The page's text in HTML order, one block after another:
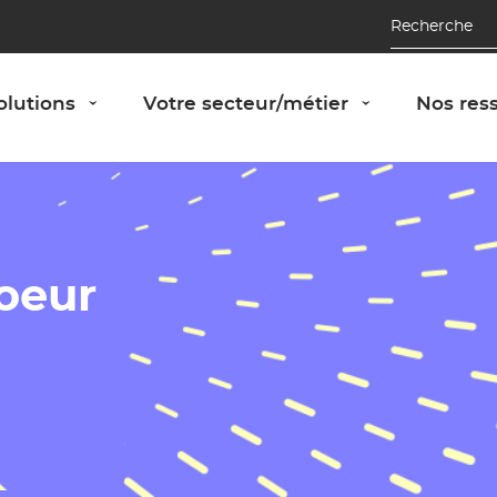
Recherche
› Afficher le panneau "Nos solutions"
Votre secteur/métier › Afficher le
Nos